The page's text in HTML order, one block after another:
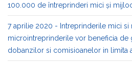
100.000 de întreprinderi mici și
7 aprilie 2020 - Intreprinderile mici si
microintreprinderile vor beneficia de
dobanzilor si comisioanelor in limita